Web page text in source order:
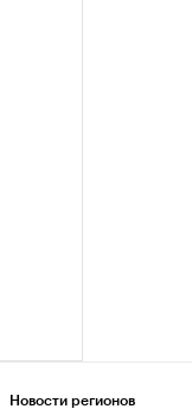
Новости регионов